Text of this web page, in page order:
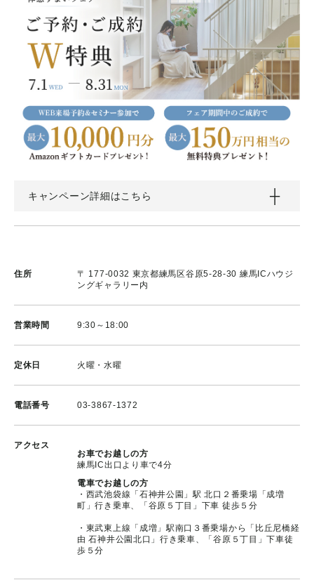
キャンペーン詳細はこちら
住所
〒 177-0032 東京都練馬区谷原5-28-30 練馬ICハウジ
ングギャラリー内
営業時間 9:30～18:00
定休日 火曜・水曜
電話番号 03-3867-1372
アクセス
お車でお越しの方
練馬IC出口より車で4分
電車でお越しの方
・西武池袋線「石神井公園」駅 北口２番乗場「成増
町」行き乗車、「谷原５丁目」下車 徒歩５分
・東武東上線「成増」駅南口３番乗場から「比丘尼橋経
由 石神井公園北口」行き乗車、「谷原５丁目」下車徒
歩５分